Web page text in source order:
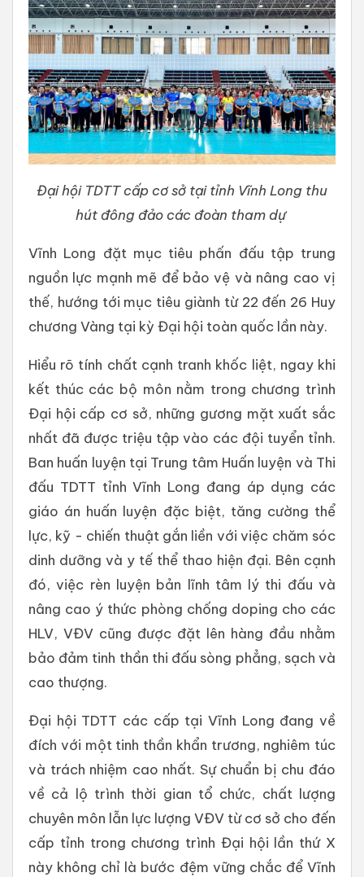
Đại hội TDTT cấp cơ sở tại tỉnh Vĩnh Long thu
hút đông đảo các đoàn tham dự
Vĩnh Long đặt mục tiêu phấn đấu tập trung
nguồn lực mạnh mẽ để bảo vệ và nâng cao vị
thế, hướng tới mục tiêu giành từ 22 đến 26 Huy
chương Vàng tại kỳ Đại hội toàn quốc lần này.
Hiểu rõ tính chất cạnh tranh khốc liệt, ngay khi
kết thúc các bộ môn nằm trong chương trình
Đại hội cấp cơ sở, những gương mặt xuất sắc
nhất đã được triệu tập vào các đội tuyển tỉnh.
Ban huấn luyện tại Trung tâm Huấn luyện và Thi
đấu TDTT tỉnh Vĩnh Long đang áp dụng các
giáo án huấn luyện đặc biệt, tăng cường thể
lực, kỹ - chiến thuật gắn liền với việc chăm sóc
dinh dưỡng và y tế thể thao hiện đại. Bên cạnh
đó, việc rèn luyện bản lĩnh tâm lý thi đấu và
nâng cao ý thức phòng chống doping cho các
HLV, VĐV cũng được đặt lên hàng đầu nhằm
bảo đảm tinh thần thi đấu sòng phẳng, sạch và
cao thượng.
Đại hội TDTT các cấp tại Vĩnh Long đang về
đích với một tinh thần khẩn trương, nghiêm túc
và trách nhiệm cao nhất. Sự chuẩn bị chu đáo
về cả lộ trình thời gian tổ chức, chất lượng
chuyên môn lẫn lực lượng VĐV từ cơ sở cho đến
cấp tỉnh trong chương trình Đại hội lần thứ X
này không chỉ là bước đệm vững chắc để Vĩnh